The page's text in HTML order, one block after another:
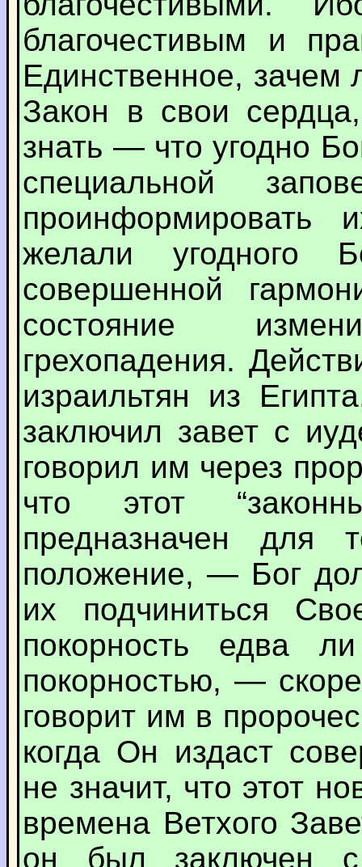
благочестивым и
Единственное,
Закон в свои
знать — что угодно
специальной
желали
совершенной
состояние
грехопадения.
израильтян из
заключил завет с
говорил им через
что этот
предназначен для
положение, — Бог
их подчиниться
покорность едва
покорностью, —
говорит им в
когда Он издаст
не значит, что этот
времена Ветхого
он был заключен